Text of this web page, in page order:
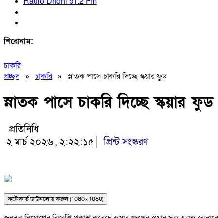
শিরোনাম:
চাকরি
প্রচ্ছদ»চাকরি»স্নাতক পাসে চাকরি দিচ্ছে স্কয়ার ফুড
স্নাতক পাসে চাকরি দিচ্ছে স্কয়ার ফুড
প্রতিনিধি
২ মার্চ ২০২৬ , ২:২২:১৫
প্রিন্ট সংস্করণ
ফটোকার্ড ডাউনলোড করুন (1080×1080)